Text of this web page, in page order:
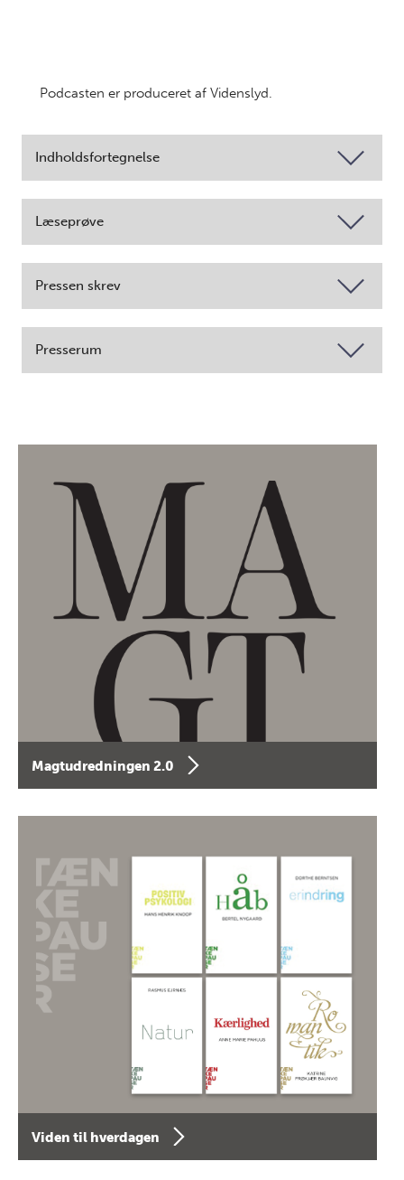
Podcasten er produceret af Videnslyd.
Indholdsfortegnelse
Læseprøve
Pressen skrev
Presserum
Magtudredningen 2.0
Viden til hverdagen